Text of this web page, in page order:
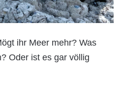
ihr Meer mehr? Was
Oder ist es gar völlig